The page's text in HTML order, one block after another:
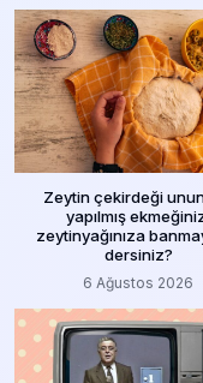
Zeytin çekirdeği
yapılmış
zeytinyağınıza
dersiniz?
6 Ağustos 2026